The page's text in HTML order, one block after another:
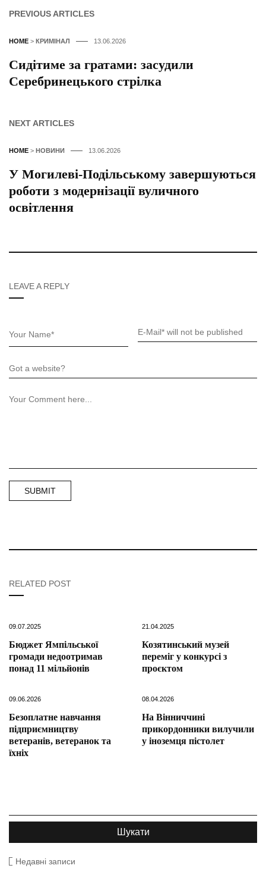
PREVIOUS ARTICLES
HOME > КРИМІНАЛ 13.06.2026
Сидітиме за гратами: засудили
Серебринецького стрілка
NEXT ARTICLES
HOME > НОВИНИ 13.06.2026
У Могилеві-Подільському завершуються
роботи з модернізації вуличного
освітлення
LEAVE A REPLY
RELATED POST
09.07.2025
Бюджет Ямпільської
громади недоотримав
понад 11 мільйонів
21.04.2025
Козятинський музей
переміг у конкурсі з
проєктом
09.06.2026
Безоплатне навчання
підприємництву
ветеранів, ветеранок та
їхніх
08.04.2026
На Вінниччині
прикордонники вилучили
у іноземця пістолет
Недавні записи